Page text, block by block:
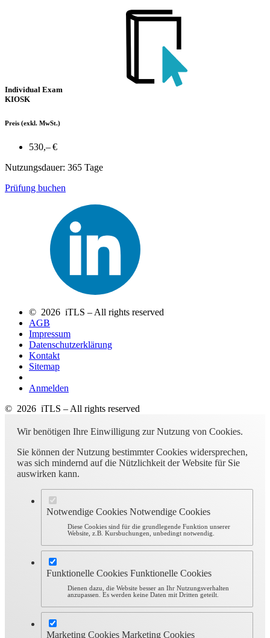
Individual Exam
KIOSK
Preis (exkl. MwSt.)
530,– €
Nutzungsdauer: 365 Tage
Prüfung buchen
© 2026 iTLS – All rights reserved
AGB
Impressum
Datenschutzerklärung
Kontakt
Sitemap
Anmelden
© 2026 iTLS – All rights reserved
Wir benötigen Ihre Einwilligung zur Nutzung von Cookies.
Sie können der Nutzung bestimmter Cookies widersprechen,
was sich mindernd auf die Nützlichkeit der Website für Sie
auswirken kann.
Notwendige Cookies Notwendige Cookies
Diese Cookies sind für die grundlegende Funktion unserer
Website, z.B. Kursbuchungen, unbedingt notwendig.
Funktionelle Cookies Funktionelle Cookies
Dienen dazu, die Website besser an Ihr Nutzungsverhalten
anzupassen. Es werden keine Daten mit Dritten geteilt.
Marketing Cookies Marketing Cookies